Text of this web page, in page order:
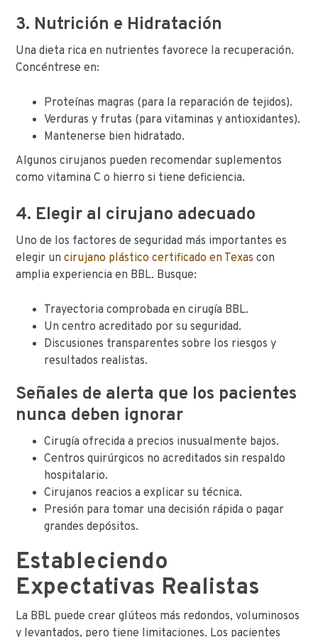
3. Nutrición e Hidratación
Una dieta rica en nutrientes favorece la recuperación.
Concéntrese en:
Proteínas magras (para la reparación de tejidos).
Verduras y frutas (para vitaminas y antioxidantes).
Mantenerse bien hidratado.
Algunos cirujanos pueden recomendar suplementos
como vitamina C o hierro si tiene deficiencia.
4. Elegir al cirujano adecuado
Uno de los factores de seguridad más importantes es
elegir uncirujano plástico certificado en Texas con
amplia experiencia en BBL. Busque:
Trayectoria comprobada en cirugía BBL.
Un centro acreditado por su seguridad.
Discusiones transparentes sobre los riesgos y
resultados realistas.
Señales de alerta que los pacientes
nunca deben ignorar
Cirugía ofrecida a precios inusualmente bajos.
Centros quirúrgicos no acreditados sin respaldo
hospitalario.
Cirujanos reacios a explicar su técnica.
Presión para tomar una decisión rápida o pagar
grandes depósitos.
Estableciendo
Expectativas Realistas
La BBL puede crear glúteos más redondos, voluminosos
y levantados, pero tiene limitaciones. Los pacientes